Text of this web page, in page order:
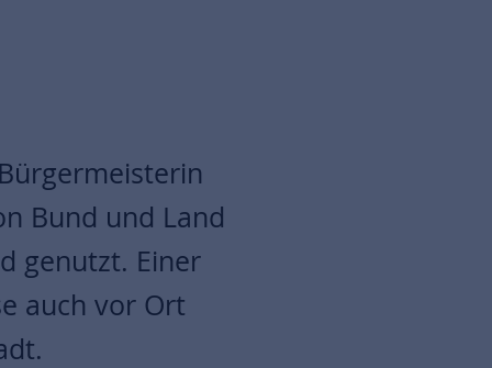
Bund und Land
genutzt. Einer
auch vor Ort